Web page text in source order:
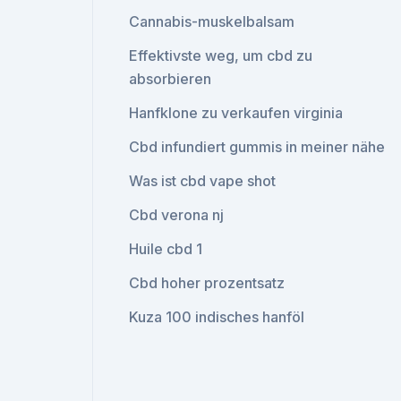
Cannabis-muskelbalsam
Effektivste weg, um cbd zu
absorbieren
Hanfklone zu verkaufen virginia
Cbd infundiert gummis in meiner nähe
Was ist cbd vape shot
Cbd verona nj
Huile cbd 1
Cbd hoher prozentsatz
Kuza 100 indisches hanföl